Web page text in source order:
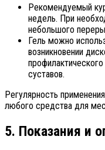
Рекомендуемый
недель. При
небольшого
Гель можно
возникновении
суставов.
Регулярность
любого средства для
5. Показания и